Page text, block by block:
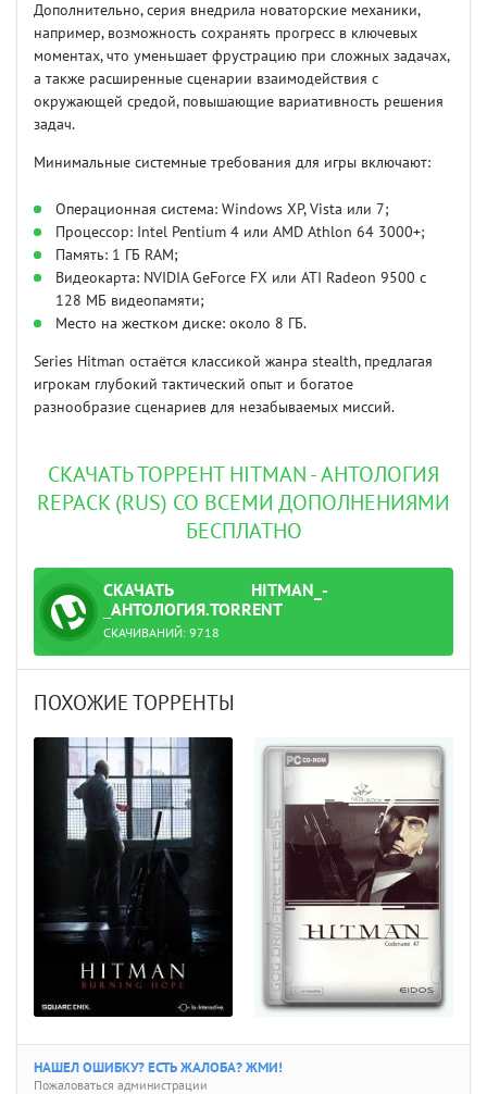
Дополнительно, серия внедрила новаторские механики,
например, возможность сохранять прогресс в ключевых
моментах, что уменьшает фрустрацию при сложных задачах,
а также расширенные сценарии взаимодействия с
окружающей средой, повышающие вариативность решения
задач.
Минимальные системные требования для игры включают:
Операционная система: Windows XP, Vista или 7;
Процессор: Intel Pentium 4 или AMD Athlon 64 3000+;
Память: 1 ГБ RAM;
Видеокарта: NVIDIA GeForce FX или ATI Radeon 9500 с
128 МБ видеопамяти;
Место на жестком диске: около 8 ГБ.
Series Hitman остаётся классикой жанра stealth, предлагая
игрокам глубокий тактический опыт и богатое
разнообразие сценариев для незабываемых миссий.
СКАЧАТЬ ТОРРЕНТ HITMAN - АНТОЛОГИЯ
REPACK (RUS) СО ВСЕМИ ДОПОЛНЕНИЯМИ
БЕСПЛАТНО
СКАЧАТЬ
ТОРРЕНТ
HITMAN_-
_АНТОЛОГИЯ.TORRENT
СКАЧИВАНИЙ: 9718
ПОХОЖИЕ ТОРРЕНТЫ
НАШЕЛ ОШИБКУ? ЕСТЬ ЖАЛОБА? ЖМИ!
Пожаловаться администрации